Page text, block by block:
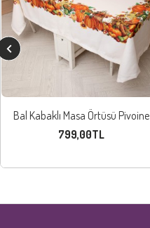
Bal Kabaklı Masa Örtüsü Pivoine
799,00TL